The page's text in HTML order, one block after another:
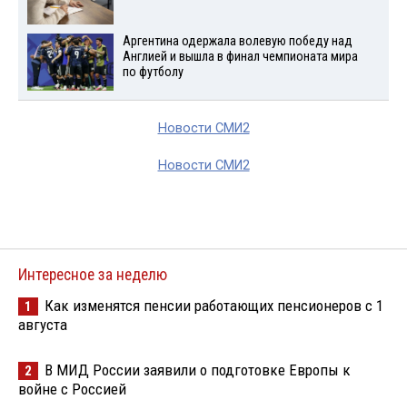
Аргентина одержала волевую победу над
Англией и вышла в финал чемпионата мира
по футболу
Новости СМИ2
Новости СМИ2
Интересное за неделю
1
Как изменятся пенсии работающих пенсионеров с 1
августа
2
В МИД России заявили о подготовке Европы к
войне с Россией